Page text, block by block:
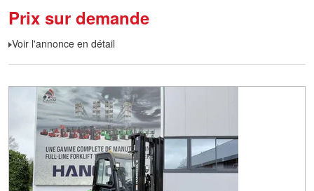
Prix sur demande
Voir l'annonce en détail